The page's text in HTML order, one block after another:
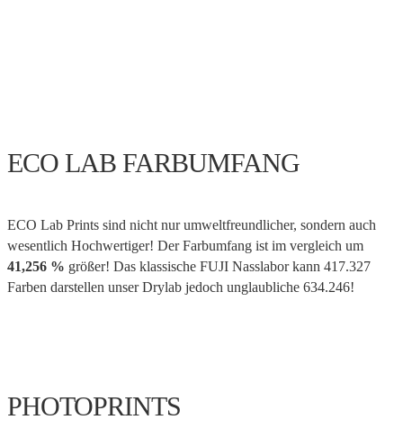
ECO LAB FARBUMFANG
ECO Lab Prints sind nicht nur umweltfreundlicher, sondern auch
wesentlich Hochwertiger! Der Farbumfang ist im vergleich um
41,256 % größer! Das klassische FUJI Nasslabor kann 417.327
Farben darstellen unser Drylab jedoch unglaubliche 634.246!
PHOTOPRINTS